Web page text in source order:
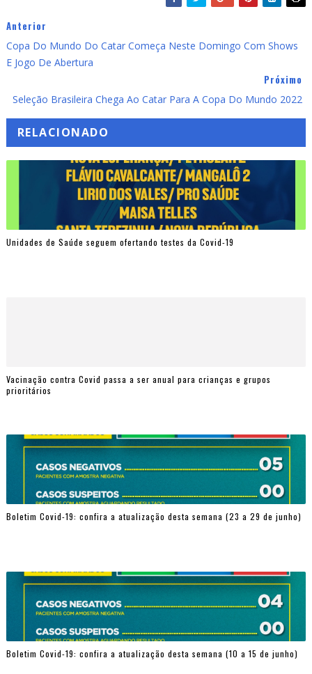
Anterior
Copa Do Mundo Do Catar Começa Neste Domingo Com Shows
E Jogo De Abertura
Próximo
Seleção Brasileira Chega Ao Catar Para A Copa Do Mundo 2022
RELACIONADO
Unidades de Saúde seguem ofertando testes da Covid-19
Vacinação contra Covid passa a ser anual para crianças e grupos
prioritários
Boletim Covid-19: confira a atualização desta semana (23 a 29 de junho)
Boletim Covid-19: confira a atualização desta semana (10 a 15 de junho)